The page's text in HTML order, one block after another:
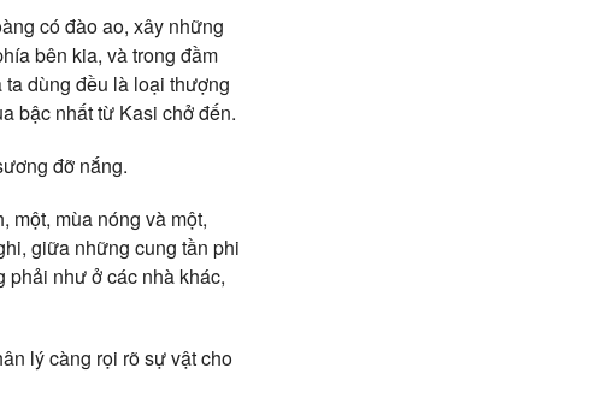
có đào ao, xây những
bên kia, và trong đầm
dùng đều là loại thượng
bậc nhất từ Kasi chở đến.
đỡ nắng.
một, mùa nóng và một,
giữa những cung tần phi
phải như ở các nhà khác,
lý càng rọi rõ sự vật cho